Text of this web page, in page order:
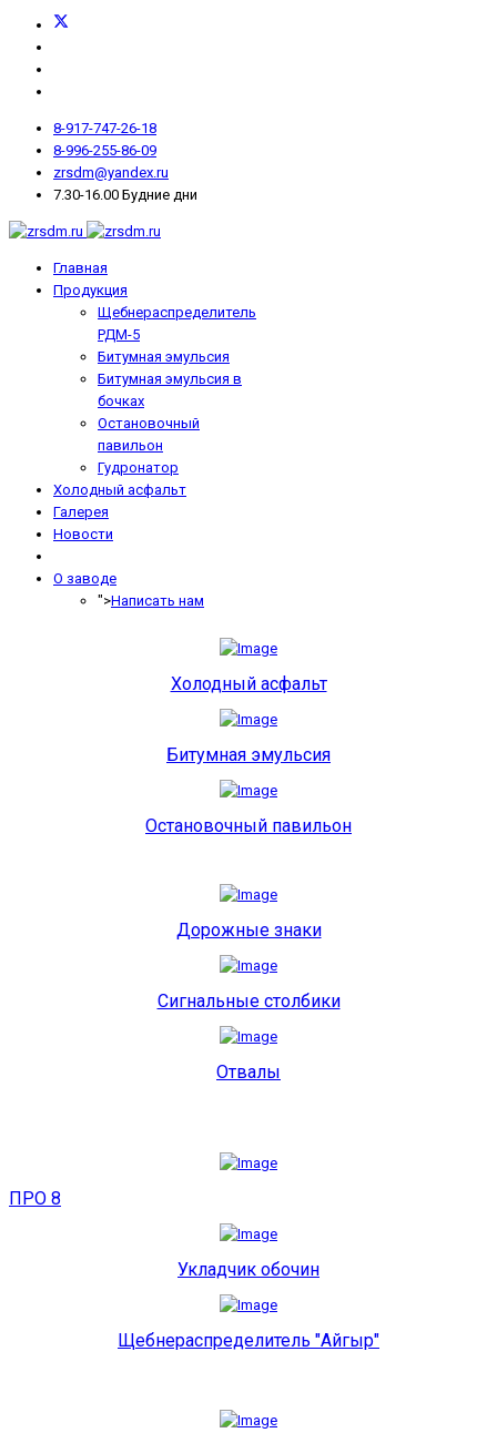
8-917-747-26-18
8-996-255-86-09
zrsdm@yandex.ru
7.30-16.00 Будние дни
Главная
Продукция
Щебнераспределитель
РДМ-5
Битумная эмульсия
Битумная эмульсия в
бочках
Остановочный
павильон
Гудронатор
Холодный асфальт
Галерея
Новости
О заводе
">Написать нам
Холодный асфальт
Битумная эмульсия
Остановочный павильон
Дорожные знаки
Сигнальные столбики
Отвалы
ПРО 8
Укладчик обочин
Щебнераспределитель "Айгыр"